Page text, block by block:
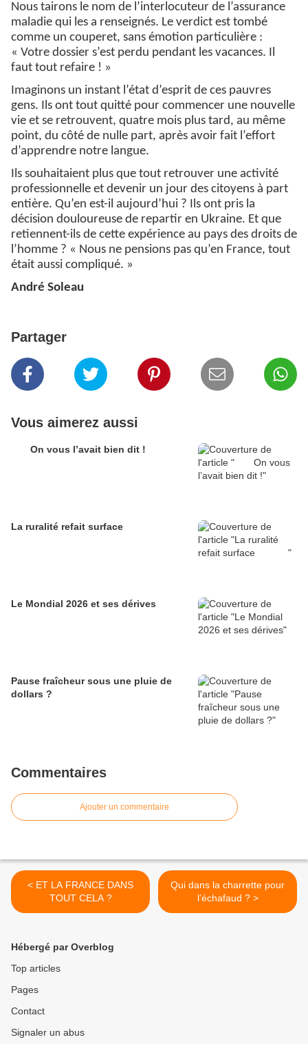
Nous tairons le nom de l’interlocuteur de l’assurance
maladie qui les a renseignés. Le verdict est tombé
comme un couperet, sans émotion particulière :
« Votre dossier s’est perdu pendant les vacances. Il
faut tout refaire ! »
Imaginons un instant l’état d’esprit de ces pauvres
gens. Ils ont tout quitté pour commencer une nouvelle
vie et se retrouvent, quatre mois plus tard, au même
point, du côté de nulle part, après avoir fait l’effort
d’apprendre notre langue.
Ils souhaitaient plus que tout retrouver une activité
professionnelle et devenir un jour des citoyens à part
entière. Qu’en est-il aujourd’hui ? Ils ont pris la
décision douloureuse de repartir en Ukraine. Et que
retiennent-ils de cette expérience au pays des droits de
l’homme ? « Nous ne pensions pas qu’en France, tout
était aussi compliqué. »
André Soleau
Partager
Vous aimerez aussi
On vous l’avait bien dit !
Le Mondial 2026 et ses dérives
Pause fraîcheur sous une pluie de
dollars ?
Commentaires
Ajouter un commentaire
< ET LA FRANCE DANS
TOUT CELA ?
Qui dans la charrette pour
l’échafaud ? >
Hébergé par Overblog
Top articles
Pages
Contact
Signaler un abus